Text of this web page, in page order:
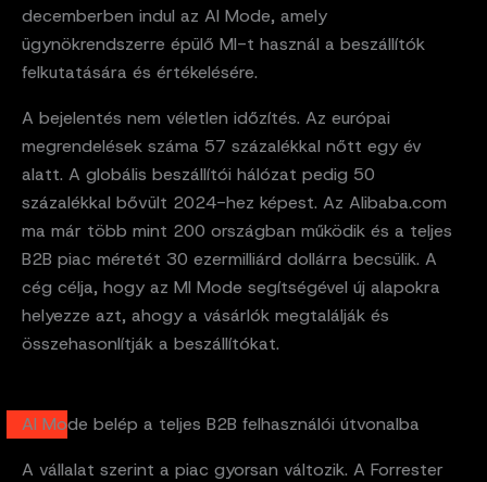
decemberben indul az AI Mode, amely
ügynökrendszerre épülő MI-t használ a beszállítók
felkutatására és értékelésére.
A bejelentés nem véletlen időzítés. Az európai
megrendelések száma 57 százalékkal nőtt egy év
alatt. A globális beszállítói hálózat pedig 50
százalékkal bővült 2024-hez képest. Az Alibaba.com
ma már több mint 200 országban működik és a teljes
B2B piac méretét 30 ezermilliárd dollárra becsülik. A
cég célja, hogy az MI Mode segítségével új alapokra
helyezze azt, ahogy a vásárlók megtalálják és
összehasonlítják a beszállítókat.
AI Mode belép a teljes B2B felhasználói útvonalba
A vállalat szerint a piac gyorsan változik. A Forrester